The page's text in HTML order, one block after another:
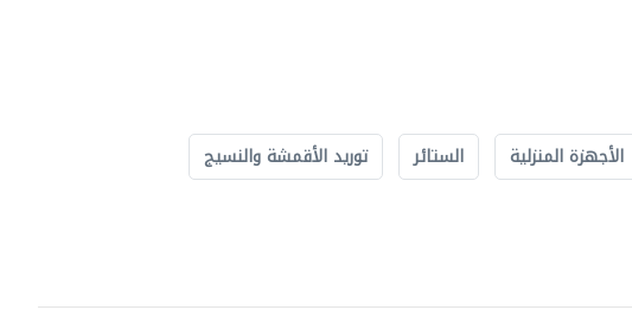
الأجهزة المنزلية الستائر
توريد الأقمشة والنسيج